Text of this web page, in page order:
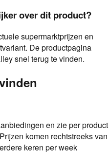
over dit product?
supermarktprijzen en
De productpagina
snel terug te vinden.
en zie per product
komen rechtstreeks van
keren per week